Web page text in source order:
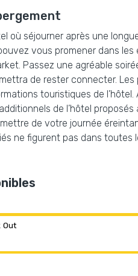
où séjourner après une
vous promener dans les
Passez une agréable
de rester connecter.
touristiques de
de l’hôtel
de votre journée
ne figurent pas dans toutes
Out